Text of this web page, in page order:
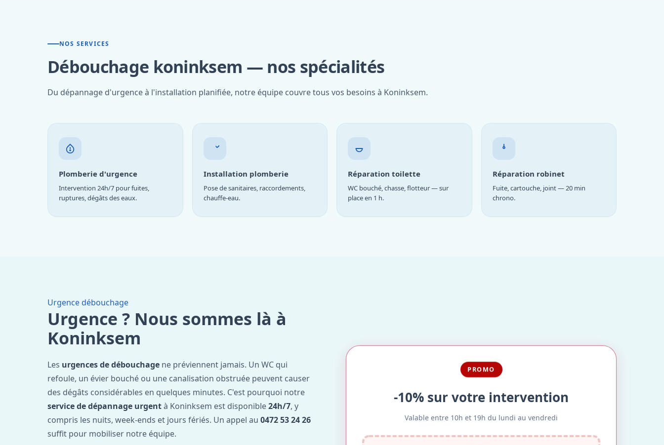
NOS SERVICES
Débouchage koninksem — nos spécialités
Du dépannage d'urgence à l'installation planifiée, notre équipe couvre tous vos besoins à Koninksem.
Plomberie d'urgence
Intervention 24h/7 pour fuites,
ruptures, dégâts des eaux.
Installation plomberie
Pose de sanitaires, raccordements,
chauffe-eau.
Réparation toilette
WC bouché, chasse, flotteur — sur
place en 1 h.
Réparation robinet
Fuite, cartouche, joint — 20 min
chrono.
Urgence débouchage
Urgence ? Nous sommes là à
Koninksem
Les urgences de débouchage ne préviennent jamais. Un WC qui
refoule, un évier bouché ou une canalisation obstruée peuvent causer
des dégâts considérables en quelques minutes. C'est pourquoi notre
service de dépannage urgentà Koninksem est disponible24h/7, y
compris les nuits, week-ends et jours fériés. Un appel au 0472 53 24 26
suffit pour mobiliser notre équipe.
PROMO
-10% sur votre intervention
Valable entre 10h et 19h du lundi au vendredi